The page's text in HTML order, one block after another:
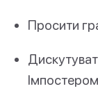
Просити
Імпостером